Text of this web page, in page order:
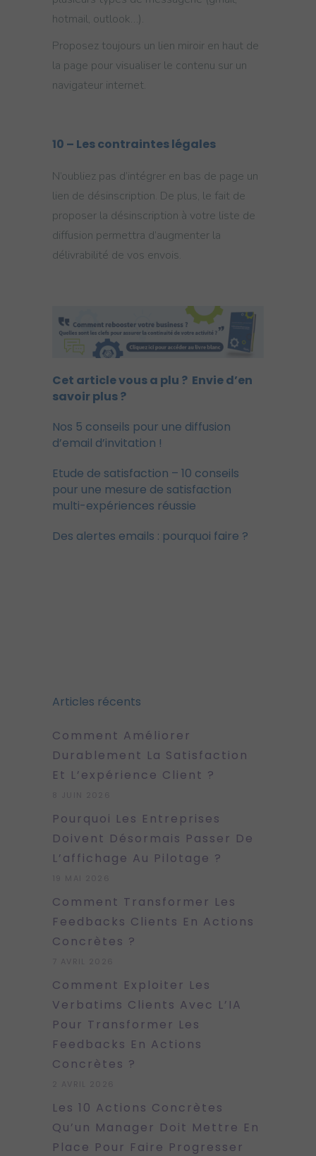
hotmail, outlook…).
Proposez toujours un lien miroir en haut de
la page pour visualiser le contenu sur un
navigateur internet.
10 – Les contraintes légales
N’oubliez pas d’intégrer en bas de page un
lien de désinscription. De plus, le fait de
proposer la désinscription à votre liste de
diffusion permettra d’augmenter la
délivrabilité de vos envois.
Cet article vous a plu ? Envie d’en
savoir plus ?
Nos 5 conseils pour une diffusion
d’email d’invitation !
Etude de satisfaction – 10 conseils
pour une mesure de satisfaction
multi-expériences réussie
Des alertes emails : pourquoi faire ?
Articles récents
Comment Améliorer
Durablement La Satisfaction
Et L’expérience Client ?
Pourquoi Les Entreprises
Doivent Désormais Passer De
L’affichage Au Pilotage ?
Comment Transformer Les
Feedbacks Clients En Actions
Concrètes ?
Comment Exploiter Les
Verbatims Clients Avec L’IA
Pour Transformer Les
Feedbacks En Actions
Concrètes ?
Les 10 Actions Concrètes
Qu’un Manager Doit Mettre En
Place Pour Faire Progresser